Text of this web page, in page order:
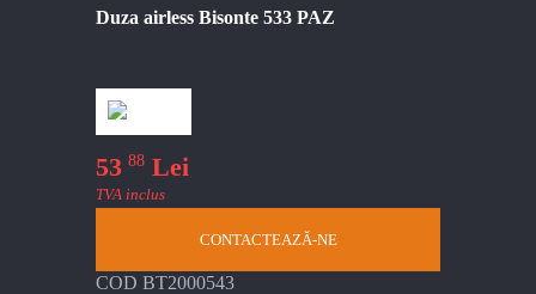
Duza airless Bisonte 533 PAZ
53 88 Lei
TVA inclus
CONTACTEAZĂ-NE
COD BT2000543